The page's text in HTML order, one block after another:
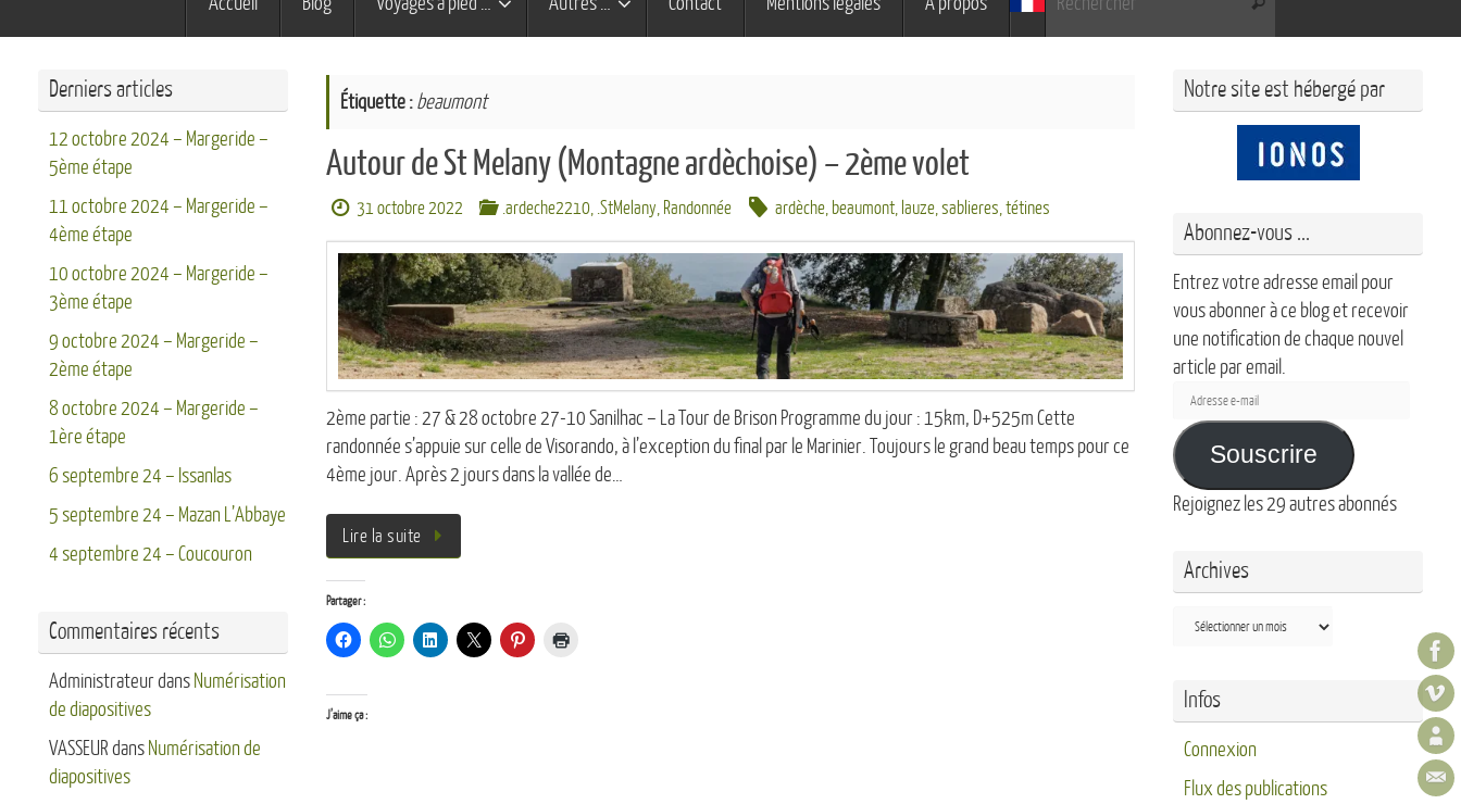
Étiquette : beaumont
Autour de St Melany (Montagne ardèchoise) – 2ème volet
31 octobre 2022 .ardeche2210, .StMelany, Randonnée ardèche, beaumont, lauze,sablieres,tétines
2ème partie : 27 & 28 octobre 27-10 Sanilhac – La Tour de Brison Programme du jour : 15km, D+525m Cette
randonnée s’appuie sur celle de Visorando, à l’exception du final par le Marinier. Toujours le grand beau temps pour ce
4ème jour. Après 2 jours dans la vallée de…
Lire la suite
Partager :
J’aime ça :
Derniers articles
12 octobre 2024 – Margeride –
5ème étape
11 octobre 2024 – Margeride –
4ème étape
10 octobre 2024 – Margeride –
3ème étape
9 octobre 2024 – Margeride –
2ème étape
8 octobre 2024 – Margeride –
1ère étape
6 septembre 24 – Issanlas
5 septembre 24 – Mazan L’Abbaye
4 septembre 24 – Coucouron
Commentaires récents
Administrateurdans Numérisation
de diapositives
VASSEUR dans Numérisation de
diapositives
Notre site est hébergé par
Abonnez-vous ...
Entrez votre adresse email pour
vous abonner à ce blog et recevoir
une notification de chaque nouvel
article par email.
Adresse
e-
mail
Souscrire
Rejoignez les 29 autres abonnés
Archives
Archives
Infos
Connexion
Flux des publications